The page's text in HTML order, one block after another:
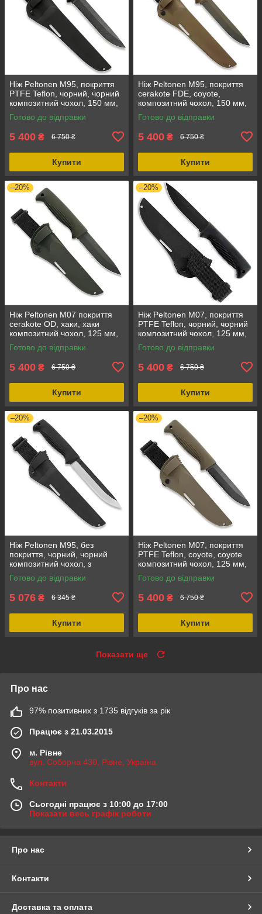
Ніж Peltonen M95, покриття
PTFE Teflon, чорний, чорний
композитний чохол, 150 мм,
59 HRC
Готово до відправки
5 400 ₴ 6 750 ₴
Купити
Ніж Peltonen M95, покриття
cerakote FDE, coyote,
композитний чохол, 150 мм,
80CrV2 Carbon steel
Готово до відправки
5 400 ₴ 6 750 ₴
Купити
–20%
Ніж Peltonen M07 покриття
cerakote OD, хаки, хаки
композитний чохол, 125 мм,
80CrV2 Carbon steel
Готово до відправки
5 400 ₴ 6 750 ₴
Купити
–20%
Ніж Peltonen M07, покриття
PTFE Teflon, чорний, чорний
композитний чохол, 125 мм,
180 г
Готово до відправки
5 400 ₴ 6 750 ₴
Купити
–20%
Ніж Peltonen M95, без
покриття, чорний, чорний
композитний чохол, з
клинком 150 мм, 80CrV2
Carbon steel
Готово до відправки
5 076 ₴ 6 345 ₴
Купити
–20%
Ніж Peltonen M07, покриття
PTFE Teflon, coyote, coyote
композитний чохол, 125 мм,
59 HRC
Готово до відправки
5 400 ₴ 6 750 ₴
Купити
Показати ще
Про нас
97% позитивних з 1735 відгуків за рік
Працює з 21.03.2015
м. Рівне
вул. Соборна 430, Рівне, Україна
Контакти
Сьогодні працює з 10:00 до 17:00
Показати весь графік роботи
Про нас
Контакти
Доставка та оплата